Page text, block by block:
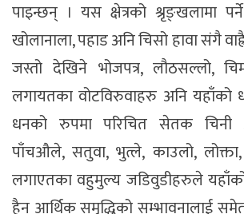
पाइन्छन् । यस क्षेत्रको श्रृङ्खलामा
खोलानाला, पहाड अनि चिसो हावा संगै
जस्तो देखिने भोजपत्र, लौठसल्लो,
लगायतका वोटविरुवाहरु अनि यहाँको
धनको रुपमा परिचित सेतक चिनी
पाँचऔले, सतुवा, भुत्ले, काउलो, लोक्ता,
लगाएतका वहुमुल्य जडिवुडीहरुले यहाँको